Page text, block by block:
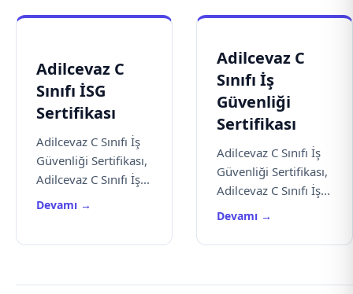
Adilcevaz C
Sınıfı İSG
Sertifikası
Adilcevaz C Sınıfı İş
Güvenliği Sertifikası,
Adilcevaz C Sınıfı İş...
Devamı →
Adilcevaz C
Sınıfı İş
Güvenliği
Sertifikası
Adilcevaz C Sınıfı İş
Güvenliği Sertifikası,
Adilcevaz C Sınıfı İş...
Devamı →